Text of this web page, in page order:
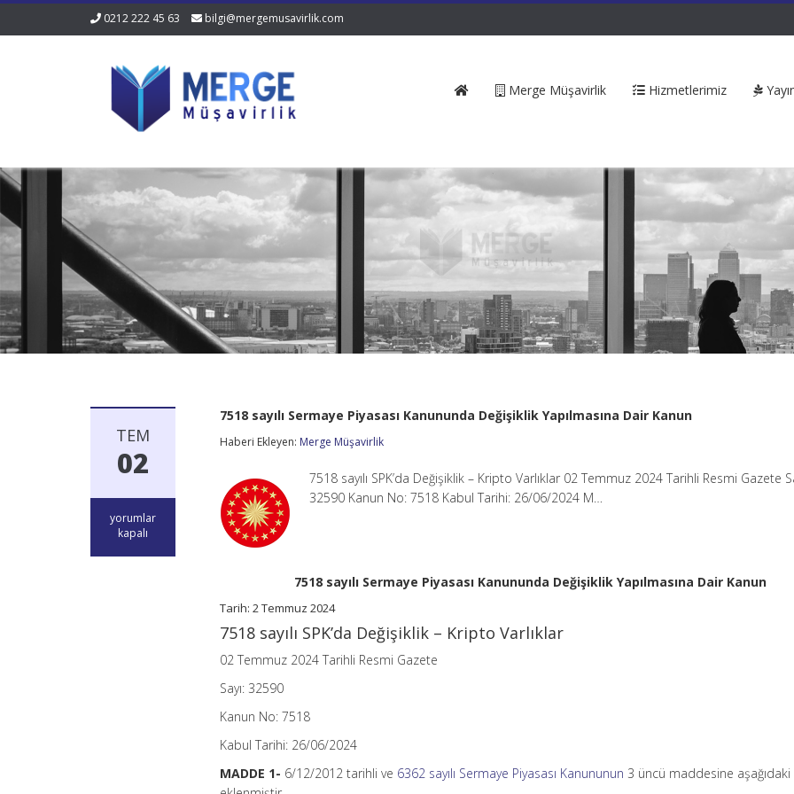
0212 222 45 63 bilgi@mergemusavirlik.com
Merge Müşavirlik Hizmetlerimiz
TEM
02
7518
sayılı
yorumlar
kapalı
7518 sayılı Sermaye Piyasası Kanununda Değişiklik Yapılmasına Dair Kanun
Haberi Ekleyen: Merge Müşavirlik
7518 sayılı SPK’da Değişiklik – Kripto Varlıklar 02 Temmuz 2024 Tarihli Resmi Gazete
32590 Kanun No: 7518 Kabul Tarihi: 26/06/2024 M…
7518 sayılı Sermaye Piyasası Kanununda Değişiklik Yapılmasına Dair Kanun
Tarih: 2 Temmuz 2024
7518 sayılı SPK’da Değişiklik – Kripto Varlıklar
02 Temmuz 2024 Tarihli Resmi Gazete
Sayı: 32590
Kanun No: 7518
Kabul Tarihi: 26/06/2024
MADDE 1- 6/12/2012 tarihli ve 6362 sayılı Sermaye Piyasası Kanununun 3 üncü maddesine